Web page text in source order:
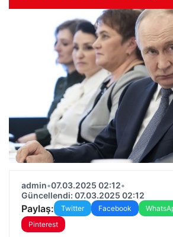
admin•07.03.2025 02:12•
Güncellendi: 07.03.2025 02:12
Paylaş: Twitter Facebook
Pinterest